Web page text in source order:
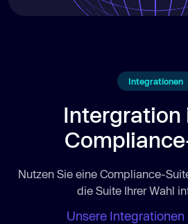
Integrationen
Intergration
Nutzen Sie eine Compliance-
die Suite Ihrer Wahl
Unsere Integrationen